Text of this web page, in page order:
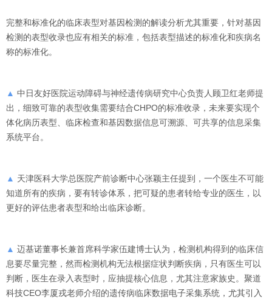
完整和标准化的临床表型对基因检测的解读分析尤其重要，针对基因
检测的表型收录也应有相关的标准，包括表型描述的标准化和疾病名
称的标准化。
▲ 中日友好医院运动障碍与神经遗传病研究中心负责人顾卫红老师提
出，细致可靠的表型收集需要结合CHPO的标准收录，未来要实现个
体化病历表型、临床检查和基因数据信息可溯源、可共享的信息采集
系统平台。
▲ 天津医科大学总医院产前诊断中心张颖主任提到，一个医生不可能
知道所有的疾病，要有转诊体系，把可疑的患者转给专业的医生，以
更好的评估患者表型和给出临床诊断。
▲ 迈基诺董事长兼首席科学家伍建博士认为，检测机构得到的临床信
息要尽量完整，然而检测机构无法根据症状判断疾病，只有医生可以
判断，医生在录入表型时，应抽提核心信息，尤其注意家族史。聚道
科技CEO李厦戎老师介绍的遗传病临床数据电子采集系统，尤其引入